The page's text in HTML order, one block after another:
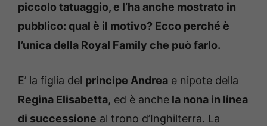
piccolo tatuaggio, e l’ha anche mostrato in
pubblico: qual è il motivo? Ecco perché è
l’unica della Royal Family che può farlo.
E’ la figlia del principe Andrea e nipote della
Regina Elisabetta, ed è anche la nona in linea
di successione al trono d’Inghilterra. La